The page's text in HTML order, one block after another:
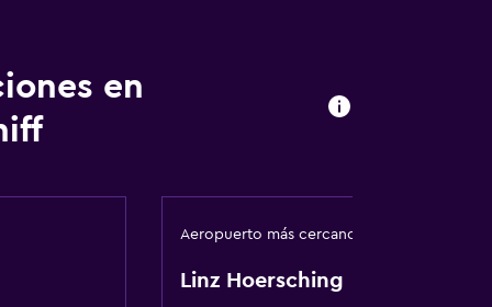
en
Aeropuerto más cercano
Linz Hoersching